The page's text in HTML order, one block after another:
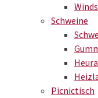
Schweine
Picnictisch